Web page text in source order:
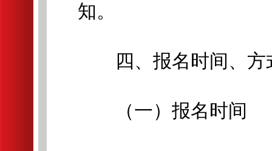
知。
四、报名时间、方
（一）报名时间